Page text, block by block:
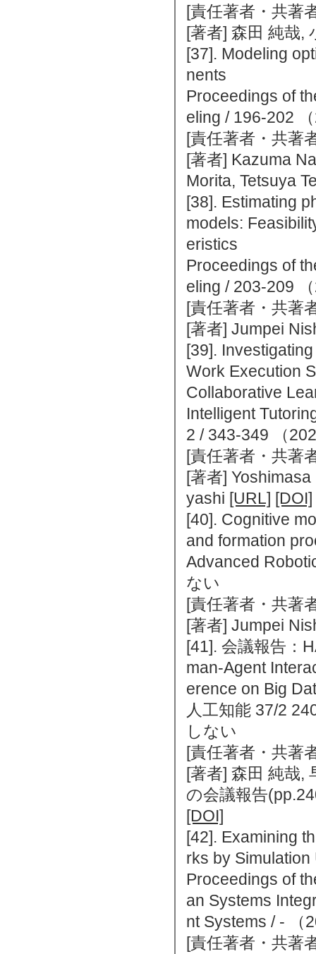
[責任著者・共著
[著者] 森田 純哉,
[37]. Modeling
nents
Proceedings of
eling / 196-202
[責任著者・共著
[著者] Kazuma
Morita, Tetsuya
[38]. Estimating
models:
eristics
Proceedings of
eling / 203-209
[責任著者・共著
[著者] Jumpei
[39].
Work Execution
Collaborative
Intelligent
2 / 343-349 （
[責任著者・共著
[著者]
yashi [URL] [DOI]
[40]. Cognitive
and formation
Advanced
ない
[責任著者・共著
[著者] Jumpei
[41]. 会議報告：
man-Agent
erence on Big
人工知能 37/2
しない
[責任著者・共著
[著者] 森田 純哉,
の会議報告
[DOI]
[42]. Examining
rks by
Proceedings of
an Systems
nt Systems / - （
[責任著者・共著